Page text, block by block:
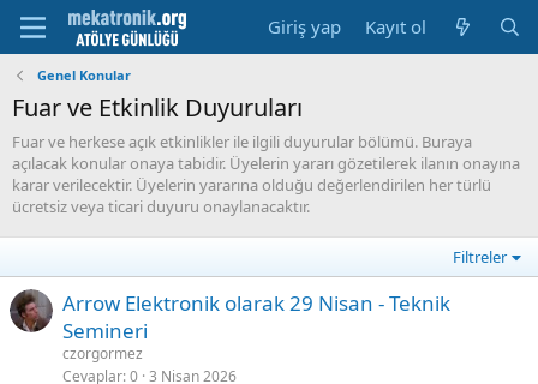
Giriş yap Kayıt ol
Genel Konular
Fuar ve Etkinlik Duyuruları
Fuar ve herkese açık etkinlikler ile ilgili duyurular bölümü. Buraya
açılacak konular onaya tabidir. Üyelerin yararı gözetilerek ilanın onayına
karar verilecektir. Üyelerin yararına olduğu değerlendirilen her türlü
ücretsiz veya ticari duyuru onaylanacaktır.
Filtreler
Arrow Elektronik olarak 29 Nisan - Teknik
Semineri
czorgormez
Cevaplar 0 3 Nisan 2026